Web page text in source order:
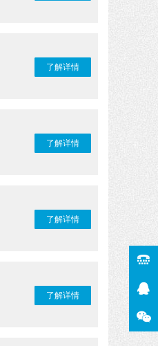
了解详情
了解详情
了解详情
了解详情